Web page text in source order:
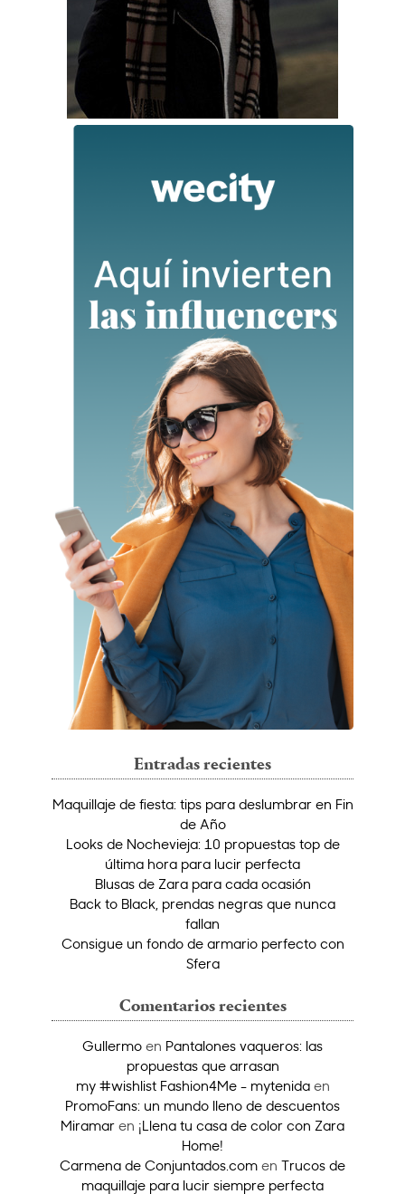
Entradas recientes
Maquillaje de fiesta: tips para deslumbrar en Fin
de Año
Looks de Nochevieja: 10 propuestas top de
última hora para lucir perfecta
Blusas de Zara para cada ocasión
Back to Black, prendas negras que nunca
fallan
Consigue un fondo de armario perfecto con
Sfera
Comentarios recientes
Gullermo en Pantalones vaqueros: las
propuestas que arrasan
my #wishlist Fashion4Me - mytenidaen
PromoFans: un mundo lleno de descuentos
Miramar en ¡Llena tu casa de color con Zara
Home!
Carmena de Conjuntados.com en Trucos de
maquillaje para lucir siempre perfecta